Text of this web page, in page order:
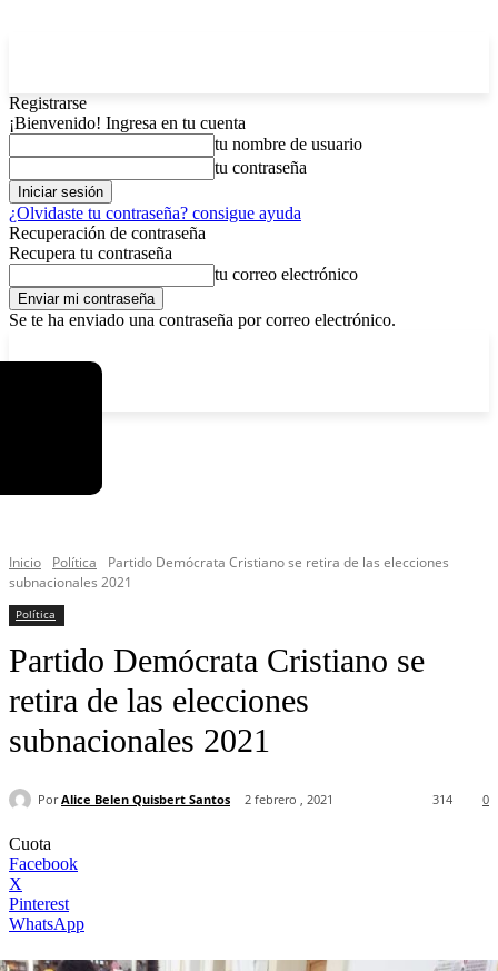
Registrarse
¡Bienvenido! Ingresa en tu cuenta
tu nombre de usuario
tu contraseña
¿Olvidaste tu contraseña? consigue ayuda
Recuperación de contraseña
Recupera tu contraseña
tu correo electrónico
Se te ha enviado una contraseña por correo electrónico.
Inicio Política
Partido Demócrata Cristiano se retira de las elecciones
subnacionales 2021
Política
Partido Demócrata Cristiano se
retira de las elecciones
subnacionales 2021
Por Alice Belen Quisbert Santos 2 febrero , 2021 0
314
Cuota
Facebook
X
Pinterest
WhatsApp